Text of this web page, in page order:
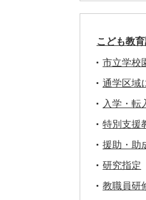
こども教
市立学校
通学区域
入学・転
特別支援
援助・助
研究指定
教職員研